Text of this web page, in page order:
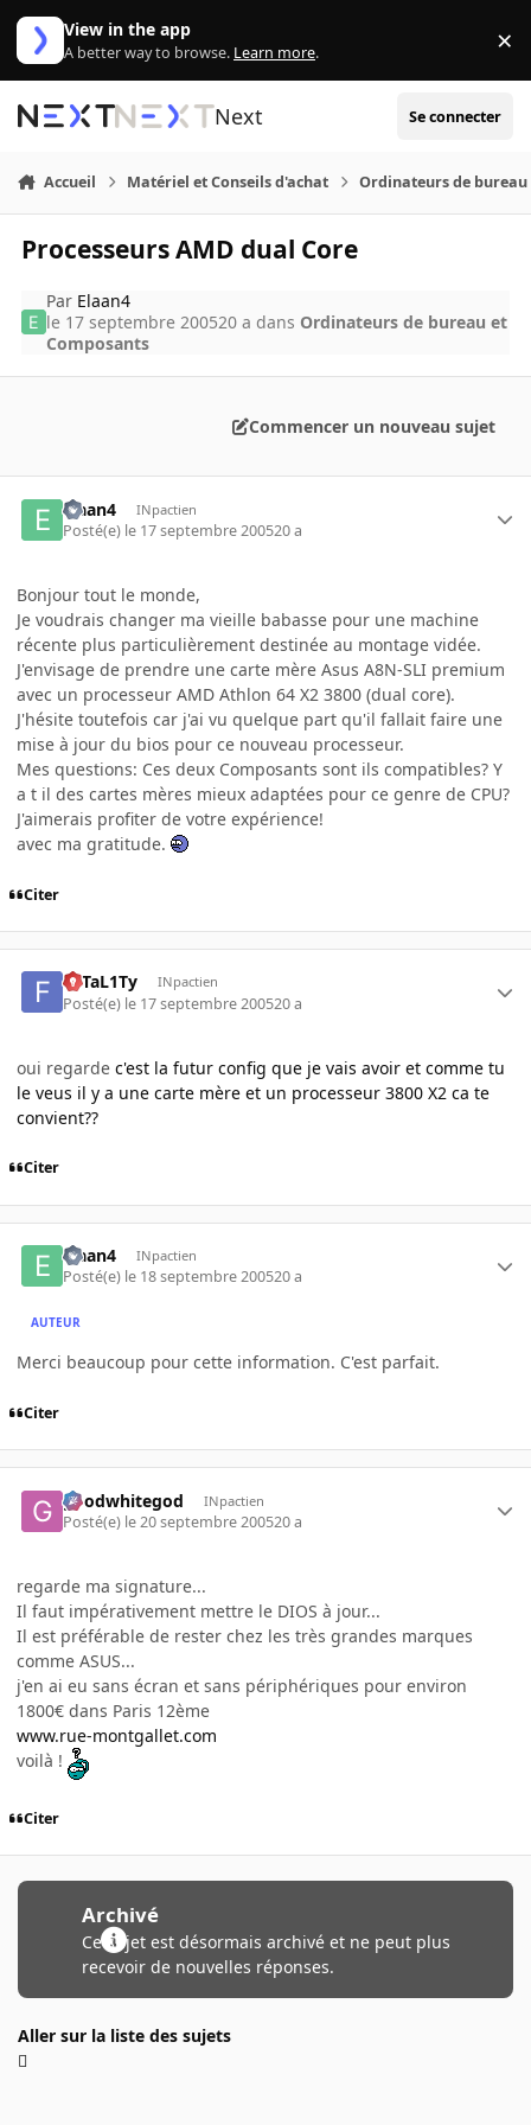
Aller au contenu
View in the app
A better way to browse. Learn more. ×
Next Se connecter
Accueil Matériel et Conseils d'achat Ordinateurs de bureau
Processeurs AMD dual Core
Par Elaan4
le 17 septembre 200520 a dans Ordinateurs de bureau et
Composants
Commencer un nouveau sujet
Elaan4 INpactien
Posté(e) le 17 septembre 200520 a
Bonjour tout le monde,
Je voudrais changer ma vieille babasse pour une machine
récente plus particulièrement destinée au montage vidée.
J'envisage de prendre une carte mère Asus A8N-SLI premium
avec un processeur AMD Athlon 64 X2 3800 (dual core).
J'hésite toutefois car j'ai vu quelque part qu'il fallait faire une
mise à jour du bios pour ce nouveau processeur.
Mes questions: Ces deux Composants sont ils compatibles? Y
a t il des cartes mères mieux adaptées pour ce genre de CPU?
J'aimerais profiter de votre expérience!
avec ma gratitude.
Citer
FaTaL1Ty INpactien
Posté(e) le 17 septembre 200520 a
oui regarde c'est la futur config que je vais avoir et comme tu
le veus il y a une carte mère et un processeur 3800 X2 ca te
convient??
Citer
Elaan4 INpactien
Posté(e) le 18 septembre 200520 a
AUTEUR
Merci beaucoup pour cette information. C'est parfait.
Citer
goodwhitegod INpactien
Posté(e) le 20 septembre 200520 a
regarde ma signature...
Il faut impérativement mettre le DIOS à jour...
Il est préférable de rester chez les très grandes marques
comme ASUS...
j'en ai eu sans écran et sans périphériques pour environ
1800€ dans Paris 12ème
www.rue-montgallet.com
voilà !
Citer
Archivé
Ce sujet est désormais archivé et ne peut plus
recevoir de nouvelles réponses.
Aller sur la liste des sujets